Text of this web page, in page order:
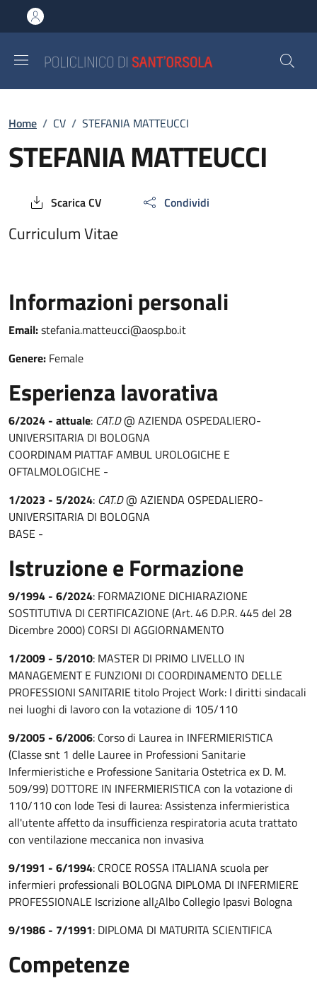
al contenuto principale
to footer content
Breadcrumb
Home / CV / STEFANIA MATTEUCCI
STEFANIA MATTEUCCI
Scarica CV Condividi
Curriculum Vitae
Informazioni personali
Email:stefania.matteucci@aosp.bo.it
Genere: Female
Esperienza lavorativa
6/2024 - attuale: CAT.D@ AZIENDA OSPEDALIERO-
UNIVERSITARIA DI BOLOGNA
COORDINAM PIATTAF AMBUL UROLOGICHE E
OFTALMOLOGICHE -
1/2023 - 5/2024: CAT.D@ AZIENDA OSPEDALIERO-
UNIVERSITARIA DI BOLOGNA
BASE -
Istruzione e Formazione
9/1994 - 6/2024: FORMAZIONE DICHIARAZIONE
SOSTITUTIVA DI CERTIFICAZIONE (Art. 46 D.P.R. 445 del 28
Dicembre 2000) CORSI DI AGGIORNAMENTO
1/2009 - 5/2010: MASTER DI PRIMO LIVELLO IN
MANAGEMENT E FUNZIONI DI COORDINAMENTO DELLE
PROFESSIONI SANITARIE titolo Project Work: I diritti sindacali
nei luoghi di lavoro con la votazione di 105/110
9/2005 - 6/2006: Corso di Laurea in INFERMIERISTICA
(Classe snt 1 delle Lauree in Professioni Sanitarie
Infermieristiche e Professione Sanitaria Ostetrica ex D. M.
509/99) DOTTORE IN INFERMIERISTICA con la votazione di
110/110 con lode Tesi di laurea: Assistenza infermieristica
all'utente affetto da insufficienza respiratoria acuta trattato
con ventilazione meccanica non invasiva
9/1991 - 6/1994: CROCE ROSSA ITALIANA scuola per
infermieri professionali BOLOGNA DIPLOMA DI INFERMIERE
PROFESSIONALE Iscrizione all¿Albo Collegio Ipasvi Bologna
9/1986 - 7/1991: DIPLOMA DI MATURITA SCIENTIFICA
Competenze